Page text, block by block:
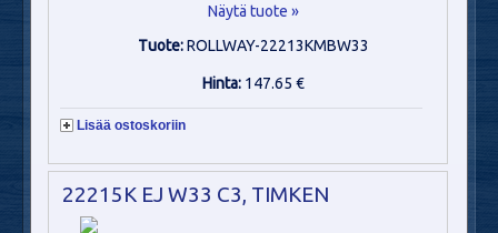
Näytä tuote »
Tuote:ROLLWAY-22213KMBW33
Hinta: 147.65 €
Lisää ostoskoriin
22215K EJ W33 C3, TIMKEN